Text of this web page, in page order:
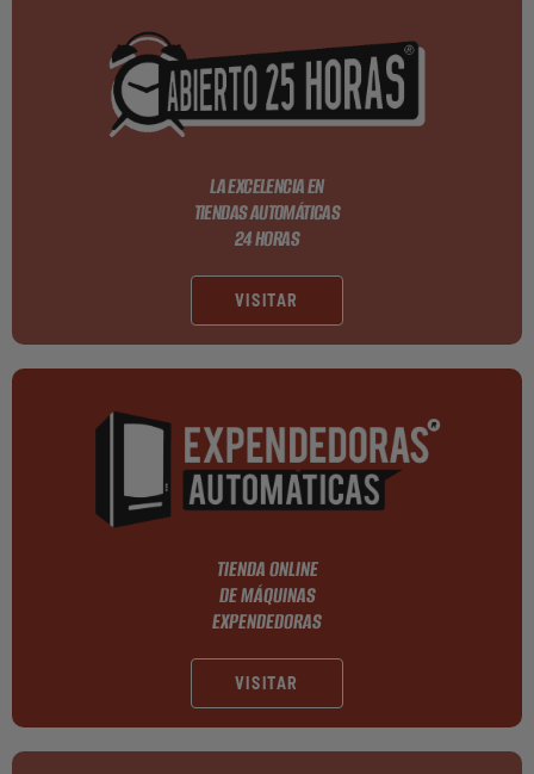
LA EXCELENCIA EN
TIENDAS AUTOMÁTICAS
24 HORAS
VISITAR
TIENDA ONLINE
DE MÁQUINAS
EXPENDEDORAS
VISITAR